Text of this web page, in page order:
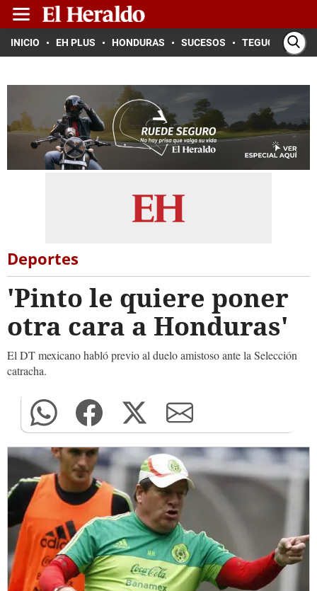
INICIO EH PLUS HONDURAS SUCESOS TEGUCIGALPA
Deportes
'Pinto le quiere poner
otra cara a Honduras'
El DT mexicano habló previo al duelo amistoso ante la Selección
catracha.